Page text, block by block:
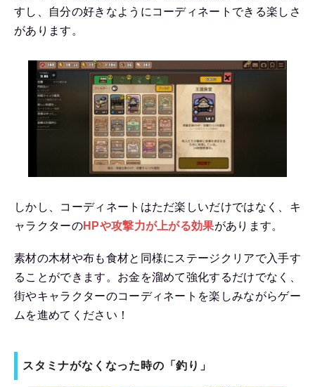
すし、自分の好きなようにコーディネートできる楽しさ
があります。
しかし、コーディネートはただ楽しいだけではなく、キ
ャラクターのHPや攻撃力が上がる効果があります。
素材の木材や布も食材と同様にステージクリアで入手す
ることができます。お金を溜めて強化するだけでなく、
街やキャラクターのコーディネートを楽しみながらゲー
ムを進めてください！
スタミナがなくなった時の「釣り」